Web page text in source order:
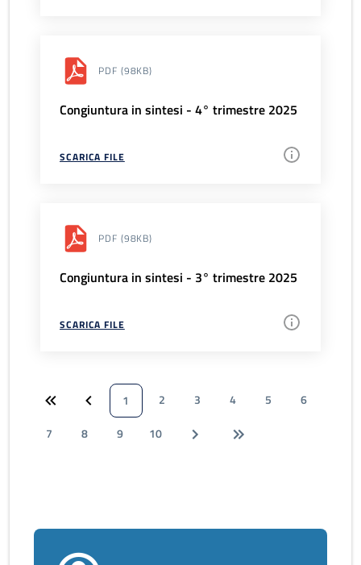
PDF (98KB)
Congiuntura in sintesi - 4° trimestre 2025
SCARICA FILE
PDF (98KB)
Congiuntura in sintesi - 3° trimestre 2025
SCARICA FILE
1 2 3 4 5
6
7
8 9 10